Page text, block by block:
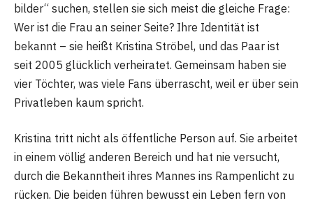
bilder“ suchen, stellen sie sich meist die gleiche Frage:
Wer ist die Frau an seiner Seite? Ihre Identität ist
bekannt – sie heißt Kristina Ströbel, und das Paar ist
seit 2005 glücklich verheiratet. Gemeinsam haben sie
vier Töchter, was viele Fans überrascht, weil er über sein
Privatleben kaum spricht.
Kristina tritt nicht als öffentliche Person auf. Sie arbeitet
in einem völlig anderen Bereich und hat nie versucht,
durch die Bekanntheit ihres Mannes ins Rampenlicht zu
rücken. Die beiden führen bewusst ein Leben fern von